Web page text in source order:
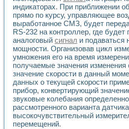
Использование систем
Исследование
Применение LabVIEW
Разработка виртуальных
Система блокировок,
Система сбора данных и
Управление
Разработка
Использование
Оборудование для
Автоматизация
Применение измерителя
Исследование
Стенд для исследования
индикаторах. При приближении
прямо по курсу, управляющее
выработанное СМЗ, будет
RS-232 на контроллер, где
аналоговый сигнал и подаваться
мощности. Организовав цикл
умножения его на время
получаемые значения изменения
значение скорости в данный
данных о текущей скорости
прибор, конвертирующий
звуковые колебания
рассмотренного варианта
высокочувствительный
перемещений.